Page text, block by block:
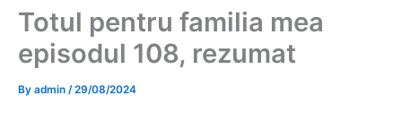
Totul pentru familia mea
episodul 108, rezumat
By admin /29/08/2024